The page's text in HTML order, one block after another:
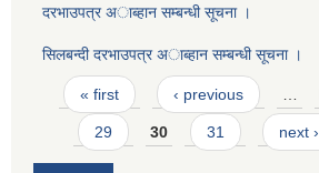
दरभाउपत्र अाब्हान सम्बन्धी सूचना ।
सिलबन्दी दरभाउपत्र अाब्हान सम्बन्धी सूचना ।
Pages
« first ‹ previous …
29 30 31 next ›